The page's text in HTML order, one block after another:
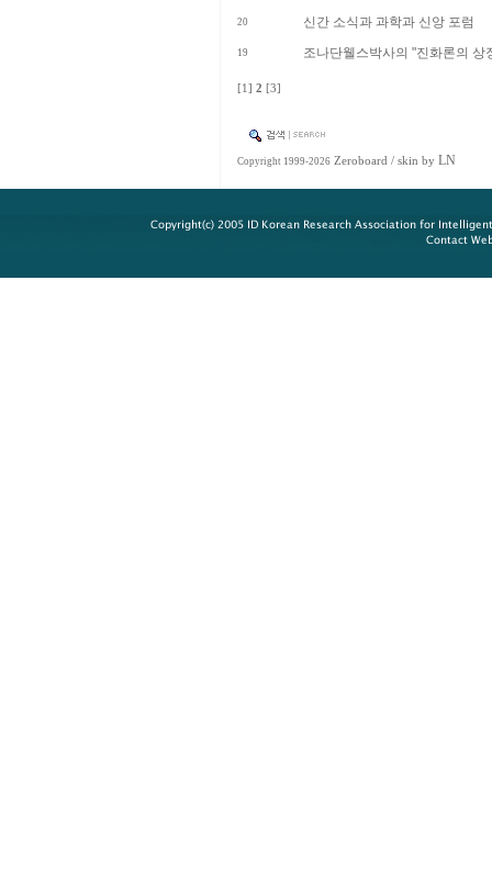
20 신간 소식과 과학과 신앙 포럼
19 조나단웰스박사의 "진화론의 상
[1] 2 [3]
Copyright 1999-2026 Zeroboard / skin by LN